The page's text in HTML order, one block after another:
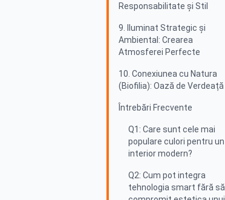
Responsabilitate și Stil
9. Iluminat Strategic și
Ambiental: Crearea
Atmosferei Perfecte
10. Conexiunea cu Natura
(Biofilia): Oază de Verdeață
Întrebări Frecvente
Q1: Care sunt cele mai
populare culori pentru un
interior modern?
Q2: Cum pot integra
tehnologia smart fără să